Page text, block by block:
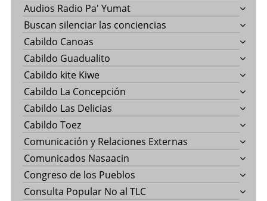
Audios Radio Pa' Yumat
Buscan silenciar las conciencias
Cabildo Canoas
Cabildo Guadualito
Cabildo kite Kiwe
Cabildo La Concepción
Cabildo Las Delicias
Cabildo Toez
Comunicación y Relaciones Externas
Comunicados Nasaacin
Congreso de los Pueblos
Consulta Popular No al TLC